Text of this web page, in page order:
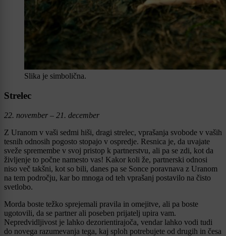
Slika je simbolična.
Strelec
22. november – 21. december
Z Uranom v vaši sedmi hiši, dragi strelec, vprašanja svobode v vaših
tesnih odnosih pogosto stopajo v ospredje. Resnica je, da uvajate
sveže spremembe v svoj pristop k partnerstvu, ali pa se zdi, kot da
življenje to počne namesto vas! Kakor koli že, partnerski odnosi
niso več takšni, kot so bili, danes pa se Sonce poravnava z Uranom
na tem področju, kar bo mnoga od teh vprašanj postavilo na čisto
svetlobo.
Morda boste težko sprejemali pravila in omejitve, ali pa boste
ugotovili, da se partner ali poseben prijatelj upira vam.
Nepredvidljivost je lahko dezorientirajoča, vendar lahko vodi tudi
do novega razumevanja tega, kaj sploh potrebujete od drugih in česa